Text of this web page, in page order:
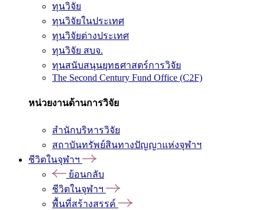
ทุนวิจัย
ทุนวิจัยในประเทศ
ทุนวิจัยต่างประเทศ
ทุนวิจัย สบจ.
ทุนสนับสนุนยุทธศาสตร์การวิจัย
The Second Century Fund Office (C2F)
หน่วยงานด้านการวิจัย
สำนักบริหารวิจัย
สถาบันทรัพย์สินทางปัญญาแห่งจุฬาฯ
ชีวิตในจุฬาฯ
ย้อนกลับ
ชีวิตในจุฬาฯ
พื้นที่สร้างสรรค์